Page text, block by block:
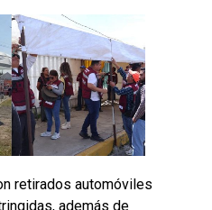
retirados automóviles
además de